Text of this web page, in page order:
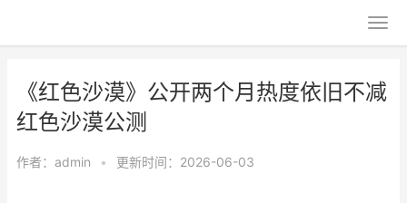
《红色沙漠》公开两个月热度依旧不减
红色沙漠公测
作者： admin • 更新时间：2026-06-03